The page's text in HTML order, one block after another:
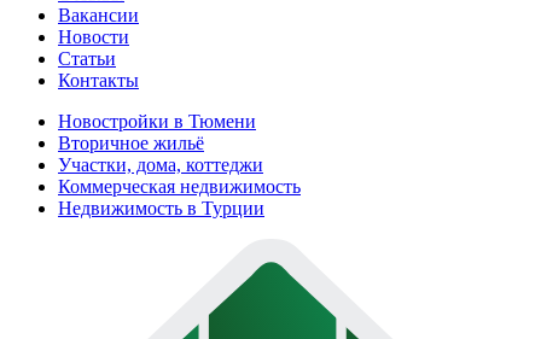
Вакансии
Новости
Статьи
Контакты
Новостройки в Тюмени
Вторичное жильё
Участки, дома, коттеджи
Коммерческая недвижимость
Недвижимость в Турции